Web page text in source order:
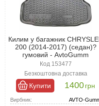
Килим у багажник
200 (2014-2017) (седан)?
гумовий - AvtoGumm
Код 153477
Безкоштовна доставка
Купити 1400грн
Вирбник:
AVTO-